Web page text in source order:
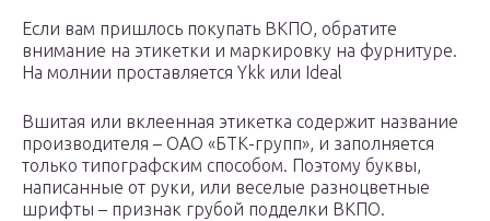
Если вам пришлось покупать ВКПО, обратите
внимание на этикетки и маркировку на фурнитуре.
На молнии проставляется Ykk или Ideal
Вшитая или вклеенная этикетка содержит название
производителя – ОАО «БТК-групп», и заполняется
только типографским способом. Поэтому буквы,
написанные от руки, или веселые разноцветные
шрифты – признак грубой подделки ВКПО.